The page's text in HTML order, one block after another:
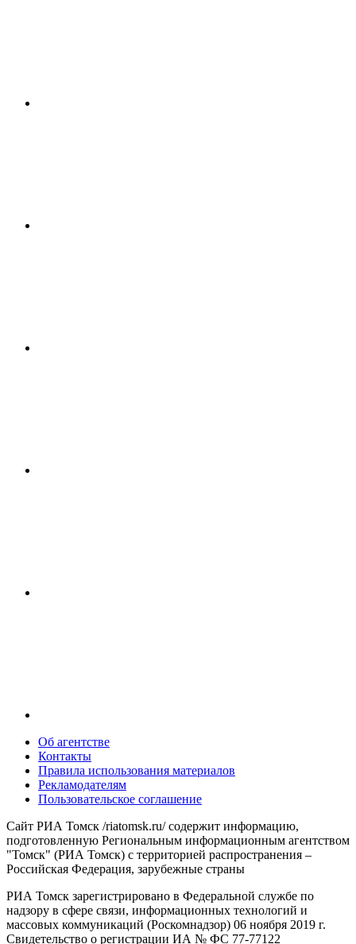
Об агентстве
Контакты
Правила использования материалов
Рекламодателям
Пользовательское соглашение
Сайт РИА Томск /riatomsk.ru/ содержит информацию,
подготовленную Региональным информационным агентством
"Томск" (РИА Томск) с территорией распространения –
Российская Федерация, зарубежные страны
РИА Томск зарегистрировано в Федеральной службе по
надзору в сфере связи, информационных технологий и
массовых коммуникаций (Роскомнадзор) 06 ноября 2019 г.
Свидетельство о регистрации ИА № ФС 77-77122